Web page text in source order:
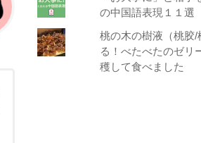
の中国語表現１１選
桃の木の樹液（桃胶/
る！べたべたのゼリ
穫して食べました